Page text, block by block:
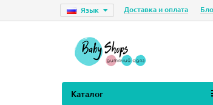
Язык Доставка и оплата
Каталог